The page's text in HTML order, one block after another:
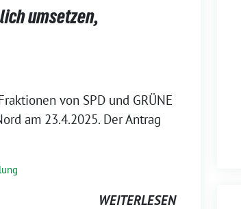
umsetzen,
von SPD und GRÜNE
am 23.4.2025. Der Antrag
WEITERLESEN